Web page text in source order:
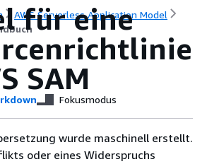
AWS Serverless Application Model
für eine
SAM
Fokusmodus
wurde maschinell erstellt.
oder eines Widerspruchs